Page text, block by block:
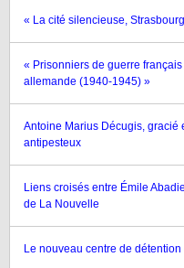
« La cité silencieuse,
« Prisonniers de guerre
allemande (1940-1945) »
Antoine Marius Décugis, gracié
antipesteux
Liens croisés entre Émile
de La Nouvelle
Le nouveau centre de